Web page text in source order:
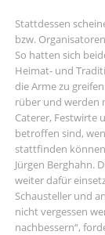
Stattdessen
bzw.
So hatten sich
Heimat- und
die Arme zu
rüber und werden
Caterer, Festwirte
betroffen sind,
stattfinden
Jürgen Berghahn.
weiter dafür
Schausteller und
nicht vergessen
nachbessern“,